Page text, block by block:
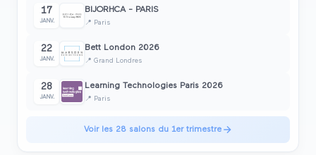
17
JANV.
BIJORHCA - PARIS
📍 Paris
22
JANV.
Bett London 2026
📍 Grand Londres
28
JANV.
Learning Technologies Paris 2026
📍 Paris
Voir les 28salons du 1er trimestre